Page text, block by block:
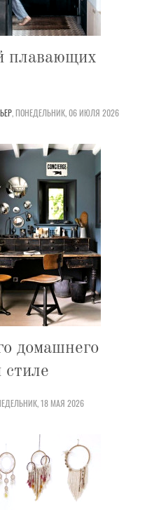
плавающих
,ПОНЕДЕЛЬНИК, 06 ИЮЛЯ 2026
домашнего
стиле
18 МАЯ 2026